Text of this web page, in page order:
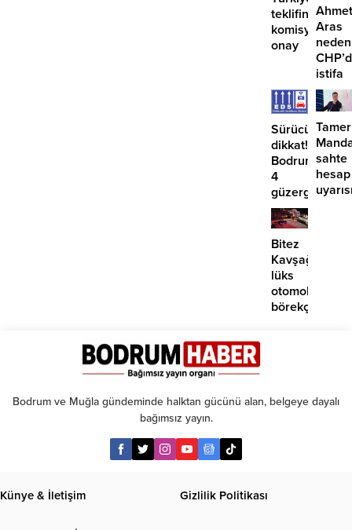
teklifine
komisyondan
onay
Ahmet
Aras
neden
istifa
Sürücüler
dikkat!
Bodrum’da
4
güzergahta
EDS
başlıyor
Tamer
sahte
hesap
Bitez
Kavşağı’nda
lüks
otomobil
börekçiye
Bodrum ve Muğla gündeminde halktan gücünü alan, belgeye dayalı
bağımsız yayın.
Künye & İletişim Gizlilik Politikası